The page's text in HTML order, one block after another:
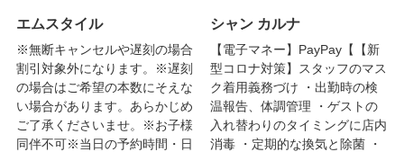
エムスタイル
※無断キャンセルや遅刻の場合
割引対象外になります。※遅刻
の場合はご希望の本数にそえな
い場合があります。あらかじめ
ご了承くださいませ。※お子様
同伴不可※当日の予約時間・日
シャン カルナ
【電子マネー】PayPay【【新
型コロナ対策】スタッフのマス
ク着用義務づけ ・出勤時の検
温報告、体調管理 ・ゲストの
入れ替わりのタイミングに店内
消毒 ・定期的な換気と除菌 ・